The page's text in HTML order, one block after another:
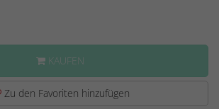
KAUFEN
Zu den Favoriten hinzufügen